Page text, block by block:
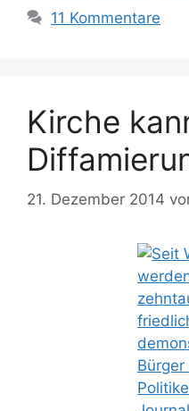
11 Kommentare
Kirche
21. Dezember 2014